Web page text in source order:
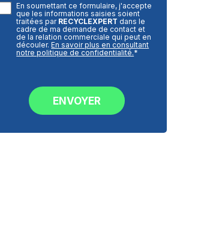
En soumettant ce formulaire, j'accepte
que les informations saisies soient
traitées par RECYCLEXPERT dans le
cadre de ma demande de contact et
de la relation commerciale qui peut en
découler.En savoir plus en consultant
notre politique de confidentialité.*